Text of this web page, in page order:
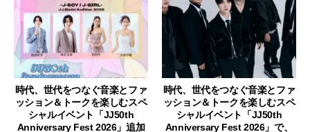
時代、世代をつなぐ音楽とファ
ッション＆トークを楽しむスペ
シャルイベント「JJ50th
Anniversary Fest 2026」追加
時代、世代をつなぐ音楽とファ
ッション＆トークを楽しむスペ
シャルイベント「JJ50th
Anniversary Fest 2026」で、